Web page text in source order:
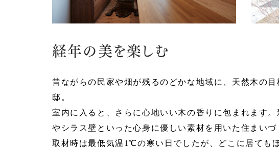
経年の美を楽しむ
昔ながらの民家や畑が残るのどかな地域に、天然木の
邸。
室内に入ると、さらに心地いい木の香りに包まれます
やシラス壁といった心身に優しい素材を用いた住まいづ
取材時は最低気温1℃の寒い日でしたが、どこに居ても